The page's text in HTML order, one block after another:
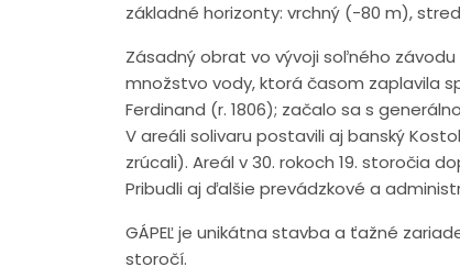
základné horizonty: vrchný (-80 m),
Zásadný obrat vo vývoji soľného závodu
množstvo vody, ktorá časom zaplavila
Ferdinand (r. 1806); začalo sa s
V areáli solivaru postavili aj banský
zrúcali). Areál v 30. rokoch 19. storočia
Pribudli aj ďalšie prevádzkové a
GÁPEĽ je unikátna stavba a ťažné
storočí.